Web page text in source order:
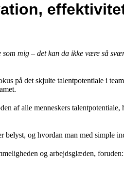
mig – det kan da ikke være så
på det skjulte talentpotentiale i
af alle menneskers
og hvordan man med simple
og arbejdsglæden, foruden: